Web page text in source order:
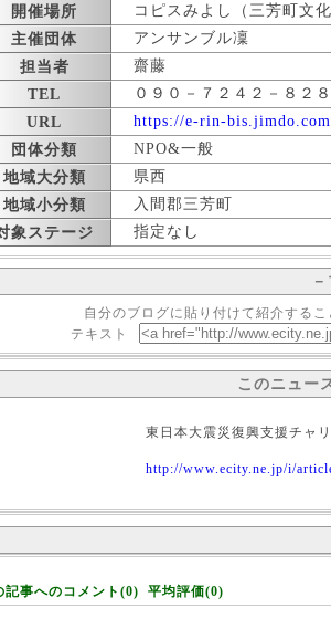
開催場所
コピスみよし（三芳町文
主催団体
アンサンブル凜
担当者
齋藤
TEL
０９０－７２４２－８２
URL
https://e-rin-
団体分類
NPO&一般
地域大分類
県西
地域小分類
入間郡三芳町
象ステージ
指定なし
自分のブログに貼り付けて紹介する
テキスト
このニュー
東日本大震災復興支援チャ
http://www.ecity.ne.jp/i/
記事へのコメント(0) 平均評価(0)